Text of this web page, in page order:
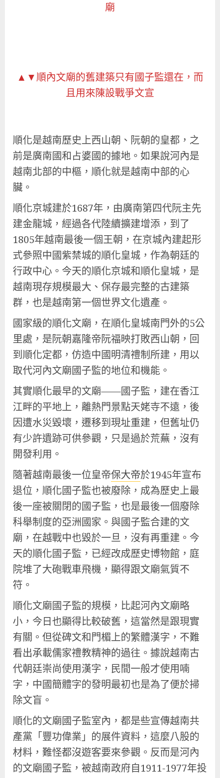
廟
▲▼順內文廟的舊建築只有國子監還在，而
且用來陳設戰爭文宣
順化是越南歷史上西山朝、阮朝的皇都，之
前是廣南國和占婆國的據地。如果說河內是
越南北部的中樞，順化就是越南中部的心
臟。
順化京城建於1687年，由廣南第四代阮主先
建金龍城，經過各代陸續擴建增添，到了
1805年越南最後一個王朝，在京城內建起形
式參照中國紫禁城的順化皇城，作為朝廷的
行政中心。今天的順化京城和順化皇城，是
越南現存規模最大、保存最完整的古建築
群，也是越南第一個世界文化遺產。
國家級的順化文廟，在順化皇城南門外的5公
里處，是阮朝嘉隆帝阮福映打敗西山朝，回
到順化定都，仿造中國明清禮制所建，用以
取代河內文廟國子監的地位和機能。
其實順化最早的文廟——國子監，建在香江
江畔的平地上，離熱門景點天姥寺不遠，後
因遭水災毀壞，遷移到現址重建，但舊址仍
有少許遺跡可供參觀，只是過於荒蕪，沒有
開發利用。
隨著越南最後一位皇帝保大帝於1945年宣布
退位，順化國子監也被廢除，成為歷史上最
後一座被關閉的國子監，也是最後一個廢除
科舉制度的亞洲國家。與國子監合建的文
廟，在越戰中也毀於一旦，沒有再重建。今
天的順化國子監，已經改成歷史博物館，庭
院堆了大砲戰車飛機，顯得跟文廟氣質不
符。
順化文廟國子監的規模，比起河內文廟略
小，今日也顯得比較破舊，這當然是跟現實
有關。但從碑文和門楣上的繁體漢字，不難
看出承載儒家禮教精神的過往。據說越南古
代朝廷崇尚使用漢字，民間一般才使用喃
字，中國簡體字的發明最初也是為了便於掃
除文盲。
順化的文廟國子監室內，都是些宣傳越南共
產黨「豐功偉業」的展件資料，這麼八股的
材料，難怪都沒遊客要來參觀。反而是河內
的文廟國子監，被越南政府自1911-1977年投